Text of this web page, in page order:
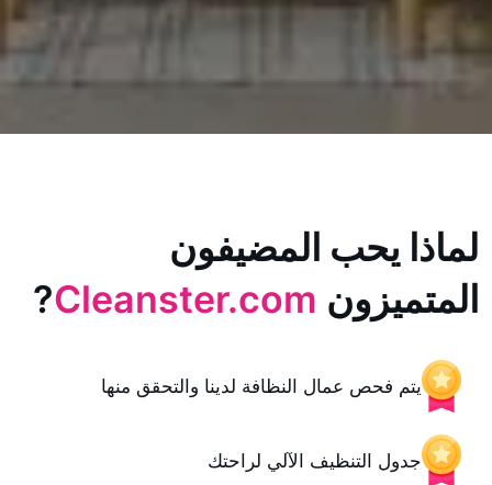
المضيفون
Cleanster.com
?
عمال النظافة لدينا والتحقق منها
التنظيف الآلي لراحتك